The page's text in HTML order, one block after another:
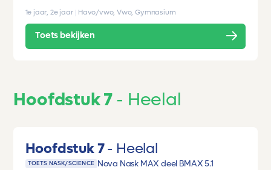
1e jaar, 2e jaar Havo/vwo, Vwo, Gymnasium
Toets bekijken
Hoofdstuk 7 Heelal
Hoofdstuk 7 Heelal
TOETS NASK/SCIENCE Nova Nask MAX deel BMAX 5.1